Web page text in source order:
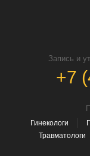
Запись и
+7
Гинекологи
Травматологи